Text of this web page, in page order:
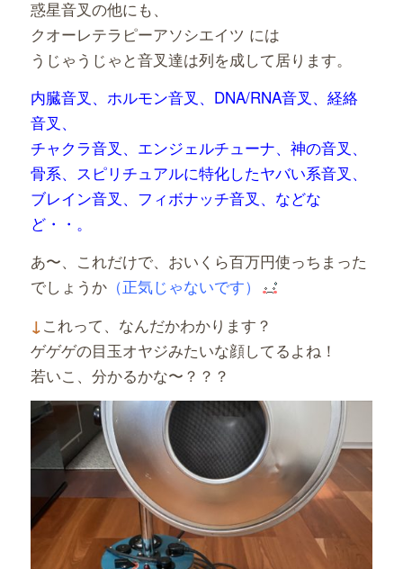
惑星音叉の他にも、
クオーレテラピーアソシエイツ には
うじゃうじゃと音叉達は列を成して居ります。
内臓音叉、ホルモン音叉、DNA/RNA音叉、経絡
音叉、
チャクラ音叉、エンジェルチューナ、神の音叉、
骨系、スピリチュアルに特化したヤバい系音叉、
ブレイン音叉、フィボナッチ音叉、などな
ど・・。
あ〜、これだけで、おいくら百万円使っちまった
でしょうか（正気じゃないです）
↓これって、なんだかわかります？
ゲゲゲの目玉オヤジみたいな顔してるよね！
若いこ、分かるかな〜？？？